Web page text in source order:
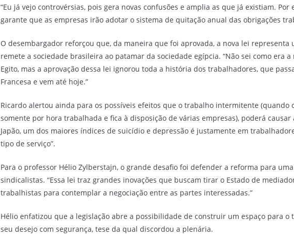
“Eu já vejo controvérsias, pois gera novas confusões e amplia as que já existiam. Por
garante que as empresas irão adotar o sistema de quitação anual das obrigações
O desembargador reforçou que, da maneira que foi aprovada, a nova lei representa
remete a sociedade brasileira ao patamar da sociedade egípcia. “Não sei como era
Egito, mas a aprovação dessa lei ignorou toda a história dos trabalhadores, que
Francesa e vem até hoje.”
Ricardo alertou ainda para os possíveis efeitos que o trabalho intermitente (quando
somente por hora trabalhada e fica à disposição de várias empresas), poderá causar
Japão, um dos maiores índices de suicídio e depressão é justamente em
tipo de serviço”.
Para o professor Hélio Zylberstajn, o grande desafio foi defender a reforma para
sindicalistas. “Essa lei traz grandes inovações que buscam tirar o Estado de
trabalhistas para contemplar a negociação entre as partes interessadas.”
Hélio enfatizou que a legislação abre a possibilidade de construir um espaço para o
seu desejo com segurança, tese da qual discordou a plenária.